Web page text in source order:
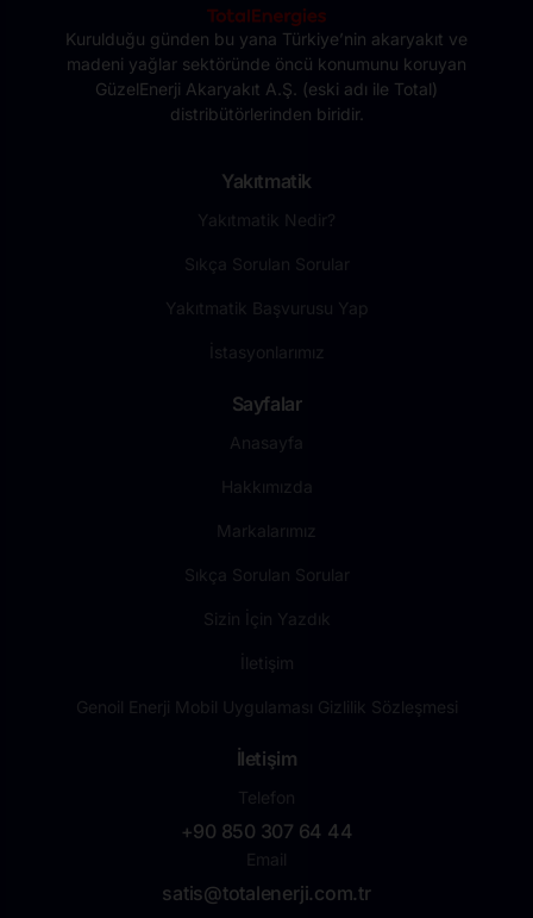
Kurulduğu günden bu yana Türkiye’nin akaryakıt ve
madeni yağlar sektöründe öncü konumunu koruyan
GüzelEnerji Akaryakıt A.Ş. (eski adı ile Total)
distribütörlerinden biridir.
Yakıtmatik
Yakıtmatik Nedir?
Sıkça Sorulan Sorular
Yakıtmatik Başvurusu Yap
İstasyonlarımız
Sayfalar
Anasayfa
Hakkımızda
Markalarımız
Sıkça Sorulan Sorular
Sizin İçin Yazdık
İletişim
Genoil Enerji Mobil Uygulaması Gizlilik Sözleşmesi
İletişim
Telefon
+90 850 307 64 44
Email
satis@totalenerji.com.tr